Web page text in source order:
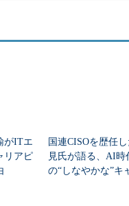
がITエ
リアピ
国連CISOを歴任
見氏が語る、AI時
の“しなやかな”キ